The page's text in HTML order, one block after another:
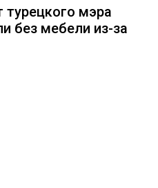
турецкого мэра
без мебели из-за